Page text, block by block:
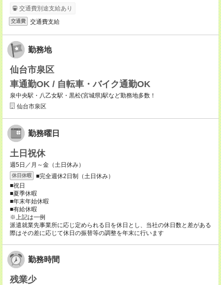
交通費別途支給あり
交通費 交通費支給
勤務地
仙台市泉区
車通勤OK / 自転車・バイク通勤OK
泉中央駅・八乙女駅・黒松(宮城県)駅など勤務地多数！
仙台市泉区
勤務曜日
土日祝休
週5日／月～金（土日休み）
休日休暇
■完全週休2日制（土日休み）
■祝日
■夏季休暇
■年末年始休暇
■有給休暇
※上記は一例
派遣就業先事業所に応じ定められる日を休日とし、当社の休日数と差がある
際はその差に応じて休日の振替等の調整を年末に行います
勤務時間
残業少